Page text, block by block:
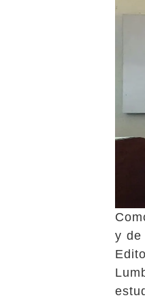
y de